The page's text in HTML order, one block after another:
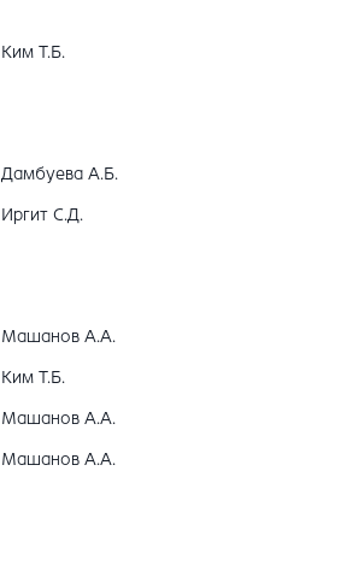
Ким Т.Б.
Дамбуева А.Б.
Иргит С.Д.
Машанов А.А.
Ким Т.Б.
Машанов А.А.
Машанов А.А.